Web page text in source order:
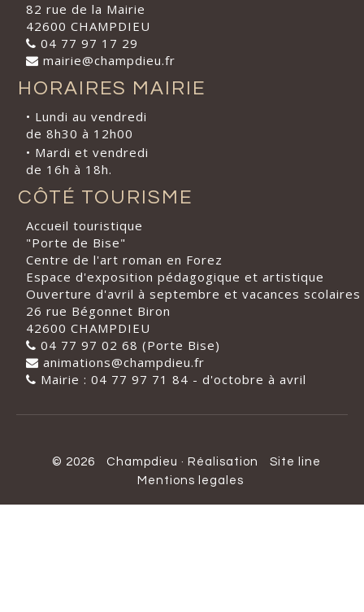
82 rue de la Mairie
42600 CHAMPDIEU
04 77 97 17 29
mairie@champdieu.fr
HORAIRES MAIRIE
• Lundi au vendredi
de 8h30 à 12h00
• Mardi et vendredi
de 16h à 18h.
CÔTÉ TOURISME
Accueil touristique
"Porte de Bise"
Centre de l'art roman en Forez
Espace d'exposition pédagogique et artistique
Ouverture d'avril à septembre et vacances scolaires
26 rue Bégonnet Biron
42600 CHAMPDIEU
04 77 97 02 68 (Porte Bise)
animations@champdieu.fr
Mairie : 04 77 97 71 84 - d'octobre à avril
© 2026 Champdieu · Réalisation
Site line
Mentions legales